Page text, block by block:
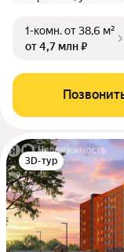
1-комн.от 38,6 м²
от 4,7 млн ₽
3D-тур